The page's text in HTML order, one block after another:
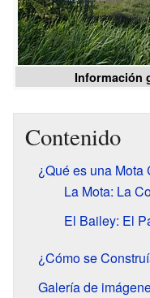
Información
Contenido
¿Qué es una Mota
La Mota: La
El Bailey: El
¿Cómo se
Galería de